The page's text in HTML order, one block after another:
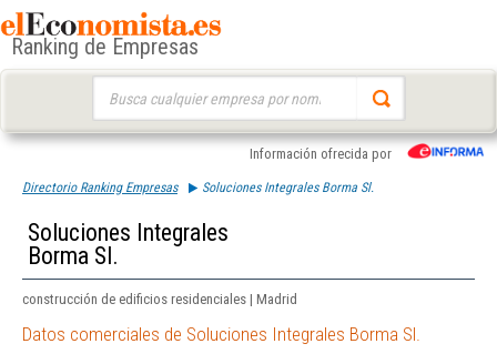
Ranking de Empresas
Información ofrecida por
Directorio Ranking Empresas Soluciones Integrales Borma Sl.
Soluciones Integrales
Borma Sl.
construcción de edificios residenciales | Madrid
Datos comerciales de Soluciones Integrales Borma Sl.